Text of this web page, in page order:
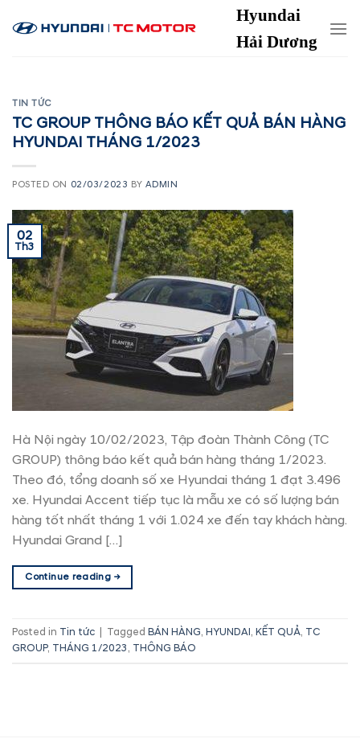
to
Hyundai
Hải Dương
TIN TỨC
TC GROUP THÔNG BÁO KẾT QUẢ BÁN HÀNG
HYUNDAI THÁNG 1/2023
POSTED ON 02/03/2023 BYADMIN
02
Th3
Hà Nội ngày 10/02/2023, Tập đoàn Thành Công (TC
GROUP) thông báo kết quả bán hàng tháng 1/2023.
Theo đó, tổng doanh số xe Hyundai tháng 1 đạt 3.496
xe. Hyundai Accent tiếp tục là mẫu xe có số lượng bán
hàng tốt nhất tháng 1 với 1.024 xe đến tay khách hàng.
Hyundai Grand […]
Continue reading →
Posted in Tin tức Tagged BÁN HÀNG, HYUNDAI, KẾT QUẢ, TC
GROUP, THÁNG 1/2023, THÔNG BÁO